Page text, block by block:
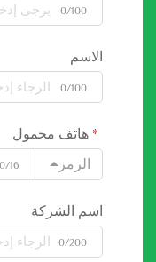
0/100
الاسم
0/100
هاتف محمول
الرمز
0/16
اسم الشركة
0/200